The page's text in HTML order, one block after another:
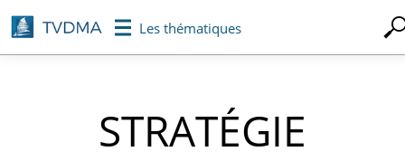
Aller
au
contenu
Les thématiques
STRATÉGIE